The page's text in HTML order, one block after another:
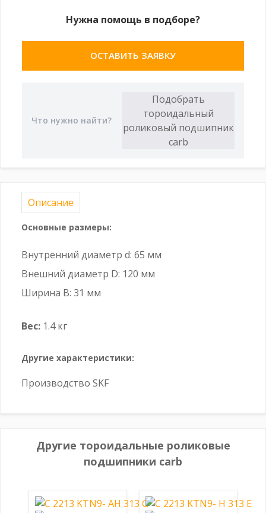
Нужна помощь в подборе?
ОСТАВИТЬ ЗАЯВКУ
Описание
Основные размеры:
Внутренний диаметр d: 65 мм
Внешний диаметр D: 120 мм
Ширина B: 31 мм
Вес: 1.4 кг
Другие характеристики:
Производство SKF
Другие тороидальные роликовые
подшипники carb